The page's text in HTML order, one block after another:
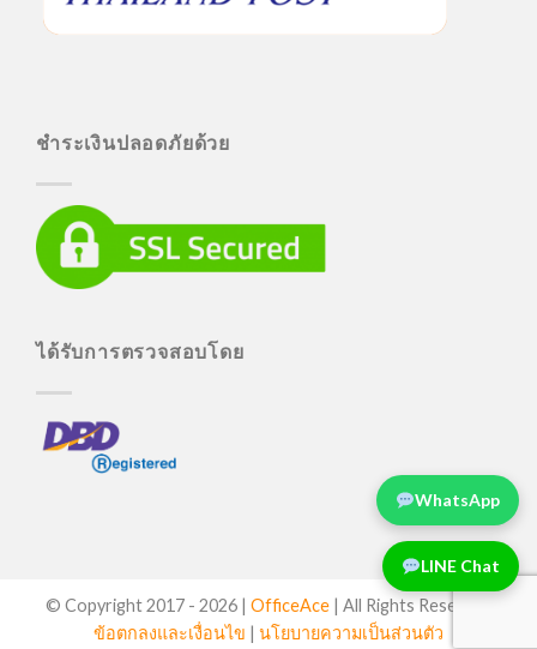
ชำระเงินปลอดภัยด้วย
ได้รับการตรวจสอบโดย
© Copyright 2017 - 2026 | OfficeAce | All Rights Reserved
ข้อตกลงและเงื่อนไข | นโยบายความเป็นส่วนตัว
LINE Chat
WhatsApp